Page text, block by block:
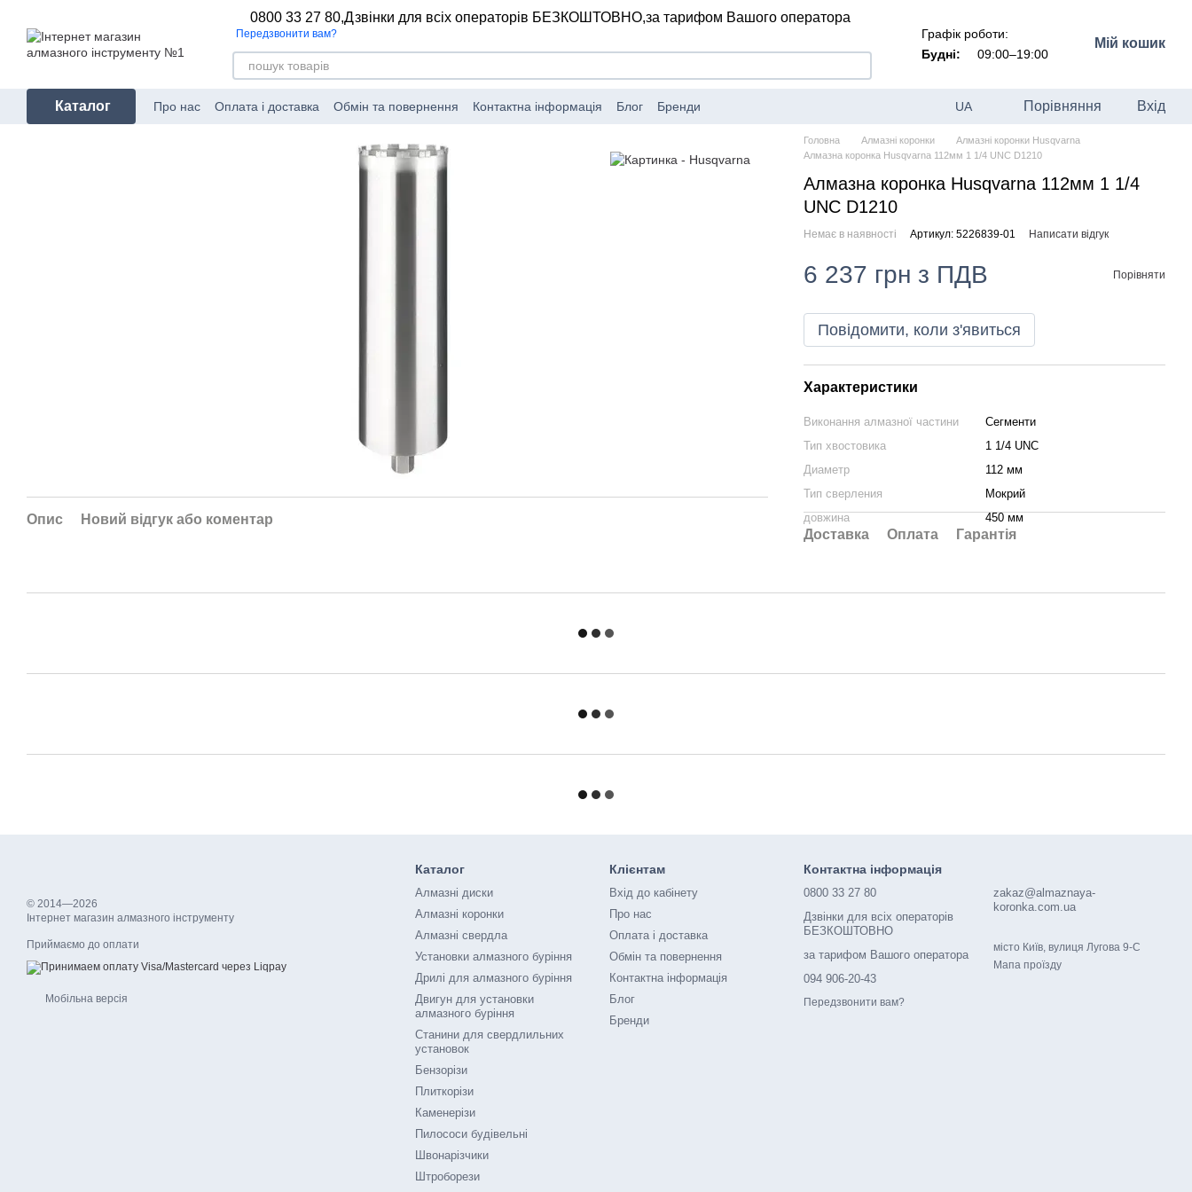
0800 33 27 80,Дзвінки для всіх операторів БЕЗКОШТОВНО,за тарифом Вашого оператора
Передзвонити вам?
Графік роботи:
Будні:
09:00–19:00
Мій кошик
Каталог Про нас Оплата і доставка Обмін та повернення Контактна інформація Блог Бренди UA Порівняння Вхід
Опис Новий відгук або коментар
Головна Алмазні коронки
Алмазні коронки Husqvarna
Алмазна коронка Husqvarna 112мм 1 1/4 UNC D1210
Алмазна коронка Husqvarna 112мм 1 1/4
UNC D1210
Немає в наявності Артикул: 5226839-01 Написати відгук
6 237 грн з ПДВ Порівняти
Повідомити, коли з'явиться
Характеристики
Виконання алмазної частини
Сегменти
Тип хвостовика
1 1/4 UNC
Диаметр
112 мм
Тип сверления
Мокрий
довжина
450 мм
Доставка Оплата Гарантія
© 2014—2026
Інтернет магазин алмазного інструменту
Приймаємо до оплати
Мобільна версія
Каталог
Алмазні диски
Алмазні коронки
Алмазні свердла
Установки алмазного буріння
Дрилі для алмазного буріння
Двигун для установки
алмазного буріння
Станини для свердлильних
установок
Бензорізи
Плиткорізи
Каменерізи
Пилососи будівельні
Швонарізчики
Штроборези
Клієнтам
Вхід до кабінету
Про нас
Оплата і доставка
Обмін та повернення
Контактна інформація
Блог
Бренди
Контактна інформація
0800 33 27 80
Дзвінки для всіх операторів
БЕЗКОШТОВНО
за тарифом Вашого оператора
094 906-20-43
Передзвонити вам?
zakaz@almaznaya-
koronka.com.ua
місто Київ, вулиця Лугова 9-С
Мапа проїзду